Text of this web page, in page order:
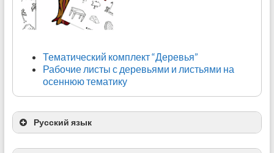
Игра “Tree Leaf Bingo”
Развитие речи. Лексическая тема “Деревья и
кустарники”
Тематический комплект “Деревья”
Рабочие листы с деревьями и листьями на
осеннюю тематику
Русский язык